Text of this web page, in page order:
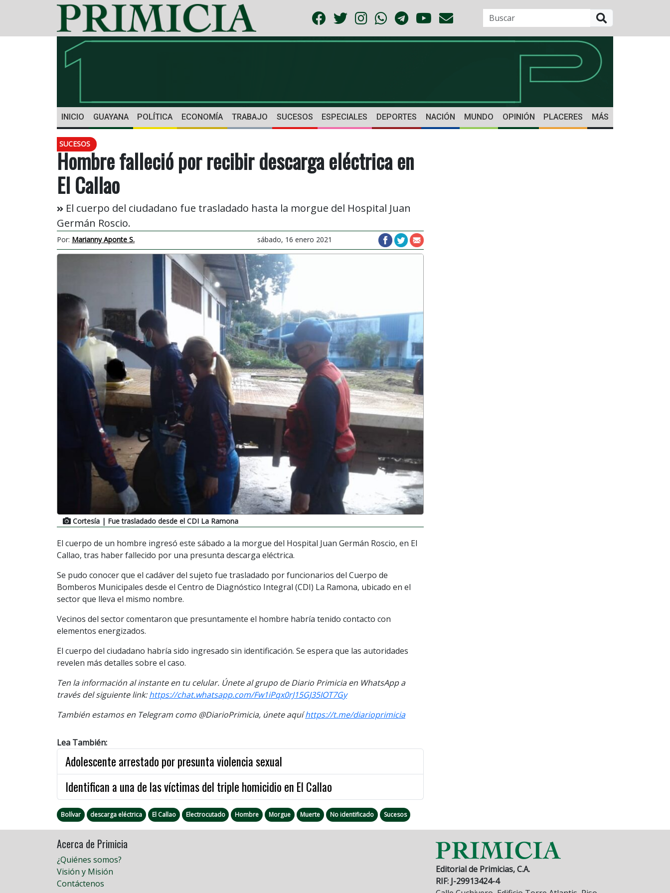
INICIO GUAYANA POLÍTICA ECONOMÍA TRABAJO SUCESOS ESPECIALES DEPORTES NACIÓN MUNDO OPINIÓN PLACERES MÁS
SUCESOS
Hombre falleció por recibir descarga eléctrica en
El Callao
El cuerpo del ciudadano fue trasladado hasta la morgue del Hospital Juan
Germán Roscio.
Por: Marianny Aponte S. sábado, 16 enero 2021
Cortesía | Fue trasladado desde el CDI La Ramona
El cuerpo de un hombre ingresó este sábado a la morgue del Hospital Juan Germán Roscio, en El
Callao, tras haber fallecido por una presunta descarga eléctrica.
Se pudo conocer que el cadáver del sujeto fue trasladado por funcionarios del Cuerpo de
Bomberos Municipales desde el Centro de Diagnóstico Integral (CDI) La Ramona, ubicado en el
sector que lleva el mismo nombre.
Vecinos del sector comentaron que presuntamente el hombre habría tenido contacto con
elementos energizados.
El cuerpo del ciudadano habría sido ingresado sin identificación. Se espera que las autoridades
revelen más detalles sobre el caso.
Ten la información al instante en tu celular. Únete al grupo de Diario Primicia en WhatsApp a
través del siguiente link:https://chat.whatsapp.com/Fw1iPqx0rJ15GJ35IOT7Gy
También estamos en Telegram como @DiarioPrimicia, únete aquíhttps://t.me/diarioprimicia
Lea También:
Adolescente arrestado por presunta violencia sexual
Identifican a una de las víctimas del triple homicidio en El Callao
Bolívar descarga eléctrica El Callao Electrocutado Hombre Morgue Muerte No identificado Sucesos
Acerca de Primicia
¿Quiénes somos?
Visión y Misión
Contáctenos
Editorial de Primicias, C.A.
RIF: J-29913424-4